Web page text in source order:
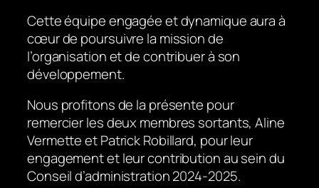
Cette équipe engagée et dynamique aura à
cœur de poursuivre la mission de
l’organisation et de contribuer à son
développement.
Nous profitons de la présente pour
remercier les deux membres sortants, Aline
Vermette et Patrick Robillard, pour leur
engagement et leur contribution au sein du
Conseil d’administration 2024-2025.